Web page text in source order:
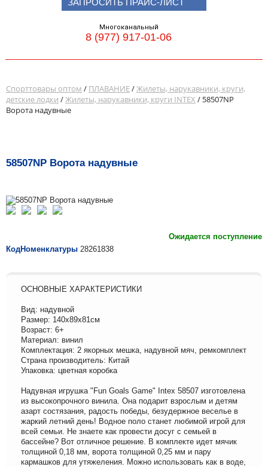
ЗАПРОСИТЬ ПРАЙС-ЛИСТ
Многоканальный
8 (977) 917-01-06
Спорттовары оптом / ПЛАВАНИЕ/Жилеты, нарукавники, круги,
детские лодки /Жилеты, нарукавники, круги INTEX / 58507NP
Ворота надувные
58507NP Ворота надувные
Ожидается поступление
КодНоменклатуры 28261838
ОСНОВНЫЕ ХАРАКТЕРИСТИКИ
Вид: надувной
Размер: 140х89х81см
Возраст: 6+
Материал: винил
Комплектация: 2 якорных мешка, надувной мяч, ремкомплект
Страна производитель: Китай
Упаковка: цветная коробка
Надувная игрушка "Fun Goals Game" Intex 58507 изготовлена
из высокопрочного винила. Она подарит взрослым и детям
азарт состязания, радость победы, безудержное веселье в
жаркий летний день! Водное поло станет любимой игрой для
всей семьи. Не знаете как провести досуг с семьей в
бассейне? Вот отличное решение. В комплекте идет мячик
толщиной 0,18 мм, ворота толщиной 0,25 мм и пару
кармашков для утяжеления. Можно использовать как в воде,